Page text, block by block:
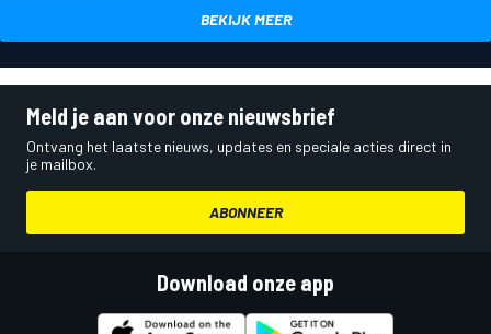
BEKIJK MEER
Meld je aan voor onze nieuwsbrief
Ontvang het laatste nieuws, updates en speciale acties direct in
je mailbox.
ABONNEER
Download onze app